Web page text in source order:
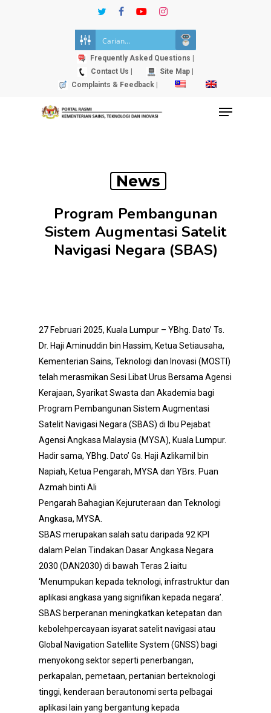
twitterfacebookyoutubeinstagram
Frequently Asked Questions |
Contact Us |
Site Map |
Complaints & Feedback |
Menu
News
Program Pembangunan
Sistem Augmentasi Satelit
Navigasi Negara (SBAS)
27 Februari 2025, Kuala Lumpur – YBhg. Dato’ Ts.
Dr. Haji Aminuddin bin Hassim, Ketua Setiausaha,
Kementerian Sains, Teknologi dan Inovasi (MOSTI)
telah merasmikan Sesi Libat Urus Bersama Agensi
Kerajaan, Syarikat Swasta dan Akademia bagi
Program Pembangunan Sistem Augmentasi
Satelit Navigasi Negara (SBAS) di Ibu Pejabat
Agensi Angkasa Malaysia (MYSA), Kuala Lumpur.
Hadir sama, YBhg. Dato’ Gs. Haji Azlikamil bin
Napiah, Ketua Pengarah, MYSA dan YBrs. Puan
Azmah binti Ali
Pengarah Bahagian Kejuruteraan dan Teknologi
Angkasa, MYSA.
SBAS merupakan salah satu daripada 92 KPI
dalam Pelan Tindakan Dasar Angkasa Negara
2030 (DAN2030) di bawah Teras 2 iaitu
‘Menumpukan kepada teknologi, infrastruktur dan
aplikasi angkasa yang signifikan kepada negara’.
SBAS berperanan meningkatkan ketepatan dan
kebolehpercayaan isyarat satelit navigasi atau
Global Navigation Satellite System (GNSS) bagi
menyokong sektor seperti penerbangan,
perkapalan, pemetaan, pertanian berteknologi
tinggi, kenderaan berautonomi serta pelbagai
aplikasi lain yang bergantung kepada